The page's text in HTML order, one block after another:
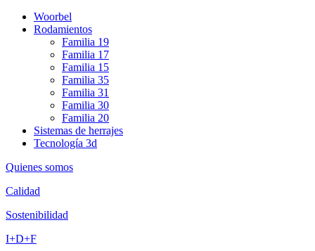
Woorbel
Rodamientos
Familia 19
Familia 17
Familia 15
Familia 35
Familia 31
Familia 30
Familia 20
Sistemas de herrajes
Tecnología 3d
Quienes somos
Calidad
Sostenibilidad
I+D+F